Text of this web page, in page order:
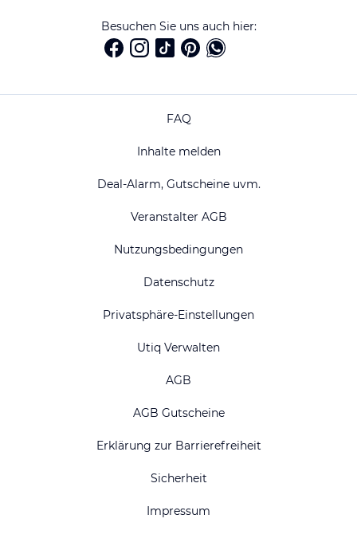
Besuchen Sie uns auch hier:
FAQ
Inhalte melden
Deal-Alarm, Gutscheine uvm.
Veranstalter AGB
Nutzungsbedingungen
Datenschutz
Privatsphäre-Einstellungen
Utiq Verwalten
AGB
AGB Gutscheine
Erklärung zur Barrierefreiheit
Sicherheit
Impressum